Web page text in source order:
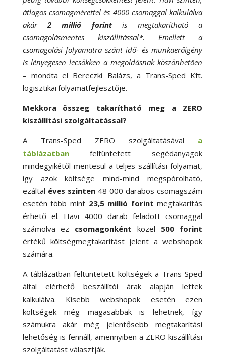
átlagos csomagmérettel és 4000 csomaggal kalkulálva
akár2 millió forintis megtakarítható a
csomagolásmentes kiszállítással*. Emellett a
csomagolási folyamatra szánt idő- és munkaerőigény
is lényegesen lecsökken a megoldásnak köszönhetően
– mondta el Bereczki Balázs, a Trans-Sped Kft.
logisztikai folyamatfejlesztője.
Mekkora összeg takarítható meg a ZERO
kiszállítási szolgáltatással?
A Trans-Sped ZERO szolgáltatásával a
táblázatbanfeltüntetett segédanyagok
mindegyikétől mentesül a teljes szállítási folyamat,
így azok költsége mind-mind megspórolható,
ezáltal éves szinten48 000 darabos csomagszám
esetén több mint 23,5 millió forint megtakarítás
érhető el. Havi 4000 darab feladott csomaggal
számolva ez csomagonként közel 500 forint
értékű költségmegtakarítást jelent a webshopok
számára.
A táblázatban feltüntetett költségek a Trans-Sped
által elérhető beszállítói árak alapján lettek
kalkulálva. Kisebb webshopok esetén ezen
költségek még magasabbak is lehetnek, így
számukra akár még jelentősebb megtakarítási
lehetőség is fennáll, amennyiben a ZERO kiszállítási
szolgáltatást választják.